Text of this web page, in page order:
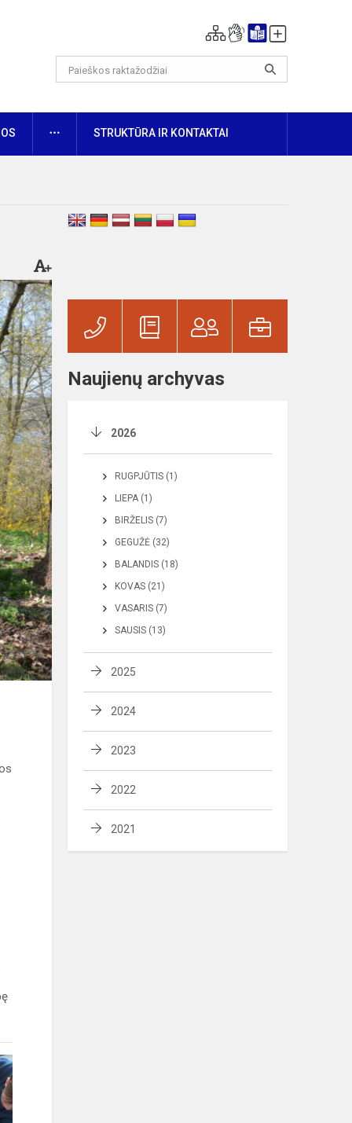
DAUGIAUSTRUKTŪRA IR KONTAKTAI
Naujienų archyvas
2026
RUGPJŪTIS (1)
LIEPA (1)
BIRŽELIS (7)
GEGUŽĖ (32)
BALANDIS (18)
KOVAS (21)
VASARIS (7)
SAUSIS (13)
2025
2024
2023
2022
2021